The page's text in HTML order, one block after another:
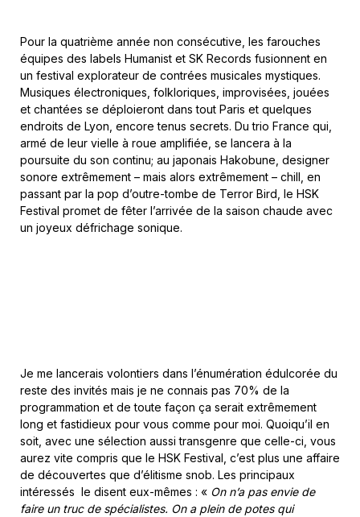
Pour la quatrième année non consécutive, les farouches
équipes des labels Humanist et SK Records fusionnent en
un festival explorateur de contrées musicales mystiques.
Musiques électroniques, folkloriques, improvisées, jouées
et chantées se déploieront dans tout Paris et quelques
endroits de Lyon, encore tenus secrets. Du trio France qui,
armé de leur vielle à roue amplifiée, se lancera à la
poursuite du son continu; au japonais Hakobune, designer
sonore extrêmement – mais alors extrêmement – chill, en
passant par la pop d’outre-tombe de Terror Bird, le HSK
Festival promet de fêter l’arrivée de la saison chaude avec
un joyeux défrichage sonique.
Je me lancerais volontiers dans l’énumération édulcorée du
reste des invités mais je ne connais pas 70% de la
programmation et de toute façon ça serait extrêmement
long et fastidieux pour vous comme pour moi. Quoiqu’il en
soit, avec une sélection aussi transgenre que celle-ci, vous
aurez vite compris que le HSK Festival, c’est plus une affaire
de découvertes que d’élitisme snob. Les principaux
intéressés le disent eux-mêmes : « On n’a pas envie de
faire un truc de spécialistes. On a plein de potes qui